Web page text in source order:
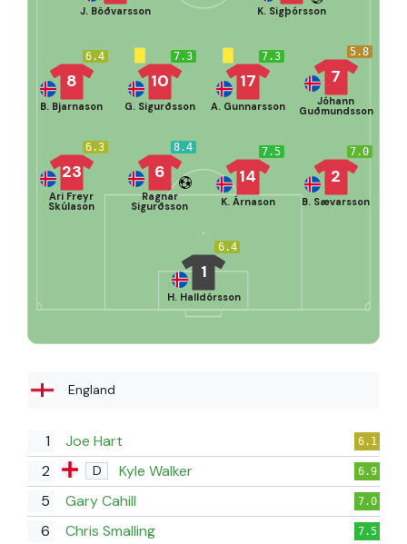
6.4
1
H. Halldórsson
6.3
23
Ari Freyr
Skúlason
8.4
6
Ragnar
Sigurðsson
7.5
14
K. Árnason
7.0
2
B. Sævarsson
6.4
8
B. Bjarnason
7.3
10
G. Sigurðsson
7.3
17
A. Gunnarsson
5.8
7
Jóhann
Guðmundsson
J. Böðvarsson K. Sigþórsson
England
1 Joe Hart 6.1
2 D Kyle Walker 6.9
5 Gary Cahill 7.0
6 Chris Smalling 7.5